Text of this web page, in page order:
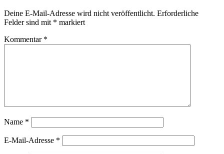
Deine E-Mail-Adresse wird nicht veröffentlicht. Erforderliche
Felder sind mit * markiert
Kommentar *
Name *
E-Mail-Adresse *